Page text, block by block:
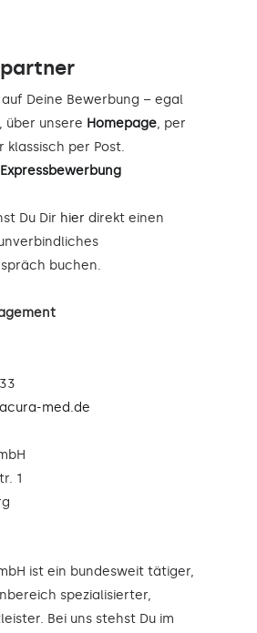
Deine Bewerbung – egal
über unsere Homepage, per
klassisch per Post.
Du Dir hier direkt einen
buchen.
med.de
1
ist ein bundesweit tätiger,
spezialisierter,
Bei uns stehst Du im